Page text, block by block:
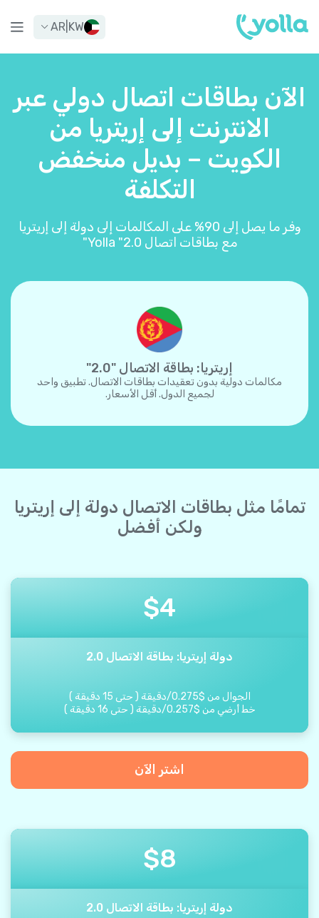
KW
AR
الآن بطاقات اتصال دولي عبر
الانترنت إلى إريتريا من
الكويت – بديل منخفض
التكلفة
وفر ما يصل إلى 90% على المكالمات إلى دولة إلى إريتريا
مع بطاقات اتصال Yolla "2.0"
إريتريا: بطاقة الاتصال "2.0"
مكالمات دولية بدون تعقيدات بطاقات الاتصال. تطبيق واحد
لجميع الدول. أقل الأسعار.
تمامًا مثل بطاقات الاتصال دولة إلى إريتريا
ولكن أفضل
$4
دولة إريتريا: بطاقة الاتصال 2.0
الجوال من $
0.275
/دقيقة ( حتى 15 دقيقة )
خط أرضي من $
0.257
/دقيقة ( حتى 16 دقيقة )
اشتر الآن
$8
دولة إريتريا: بطاقة الاتصال 2.0